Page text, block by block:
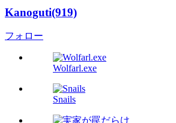
Kanoguti(919)
フォロー
Wolfarl.exe
Snails